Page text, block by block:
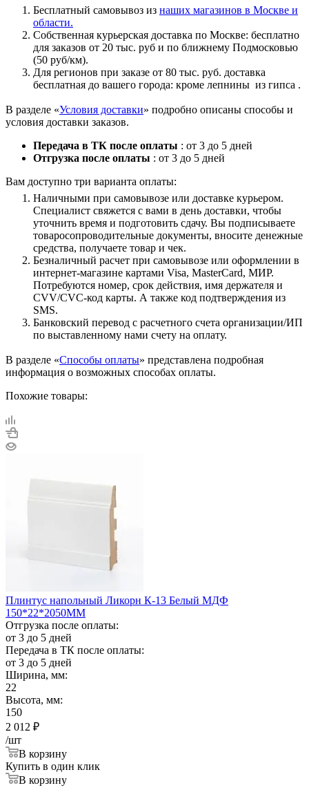
Бесплатный самовывоз из наших магазинов в Москве и
области.
Собственная курьерская доставка по Москве: бесплатно
для заказов от 20 тыс. руб и по ближнему Подмосковью
(50 руб/км).
Для регионов при заказе от 80 тыс. руб. доставка
бесплатная до вашего города: кроме лепнины из гипса .
В разделе «Условия доставки» подробно описаны способы и
условия доставки заказов.
Передача в ТК после оплаты : от 3 до 5 дней
Отгрузка после оплаты : от 3 до 5 дней
Вам доступно три варианта оплаты:
Наличными при самовывозе или доставке курьером.
Специалист свяжется с вами в день доставки, чтобы
уточнить время и подготовить сдачу. Вы подписываете
товаросопроводительные документы, вносите денежные
средства, получаете товар и чек.
Безналичный расчет при самовывозе или оформлении в
интернет-магазине картами Visa, MasterCard, МИР.
Потребуются номер, срок действия, имя держателя и
CVV/CVC-код карты. А также код подтверждения из
SMS.
Банковский перевод с расчетного счета организации/ИП
по выставленному нами счету на оплату.
В разделе «Способы оплаты» представлена подробная
информация о возможных способах оплаты.
Похожие товары:
Плинтус напольный Ликорн К-13 Белый МДФ
150*22*2050ММ
Отгрузка после оплаты:
от 3 до 5 дней
Передача в ТК после оплаты:
от 3 до 5 дней
Ширина, мм:
22
Высота, мм:
150
2 012 ₽
/шт
В корзину
Купить в один клик
В корзину